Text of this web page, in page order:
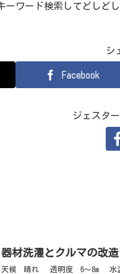
ワード検索してどしど
シ
Facebook
ジェスタ
器材洗濯とクルマの改造
天候 晴れ 透明度 6〜8m 水温